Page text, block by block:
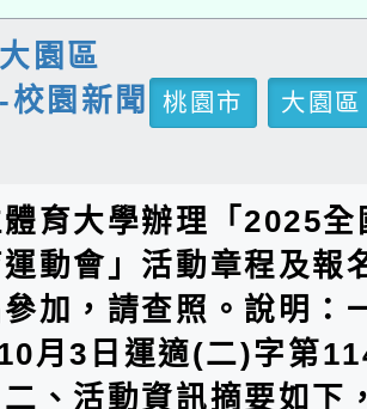
大園區
園新聞
桃園市
大園區
育大學辦理「2025全
動會」活動章程及報
加，請查照。說明：
月3日運適(二)字第
、活動資訊摘要如下